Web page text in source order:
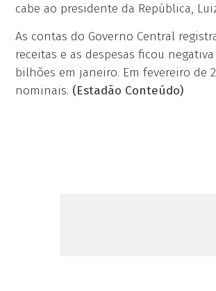
cabe ao presidente da República,
As contas do Governo Central
receitas e as despesas ficou
bilhões em janeiro. Em fevereiro de
nominais. (Estadão Conteúdo)